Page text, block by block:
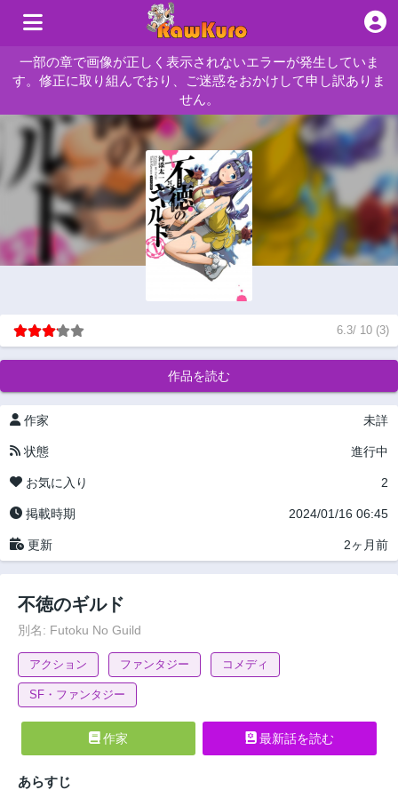
一部の章で画像が正しく表示されないエラーが発生していま
す。修正に取り組んでおり、ご迷惑をおかけして申し訳ありま
せん。
6.3/ 10 (3)
作品を読む
作家 未詳
状態 進行中
お気に入り 2
掲載時期 2024/01/16 06:45
更新 2ヶ月前
不徳のギルド
別名: Futoku No Guild
アクション ファンタジー コメディ
SF・ファンタジー
作家 最新話を読む
あらすじ